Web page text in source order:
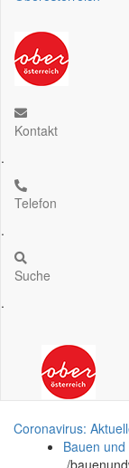
Kontakt
.
Telefon
.
Suche
.
Coronavirus:
Bauen
./